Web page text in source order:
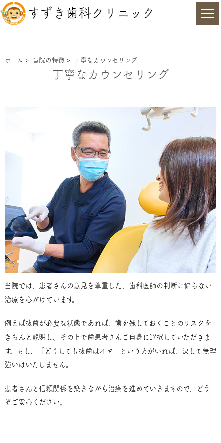
すずき歯科クリニック
ホーム > 当院の特徴 > 丁寧なカウンセリング
丁寧なカウンセリング
当院では、患者さんの意見を尊重した、歯科医師の判断に偏らない
治療を心がけています。
例えば抜歯が必要な状態であれば、歯を残しておくことのリスクを
きちんと説明し、その上で歯患者さんご自身に選択していただきま
す。もし、「どうしても抜歯はイヤ」という方がいれば、決して無理
強いはいたしません。
患者さんと信頼関係を築きながら治療を進めていきますので、どう
ぞご安心ください。